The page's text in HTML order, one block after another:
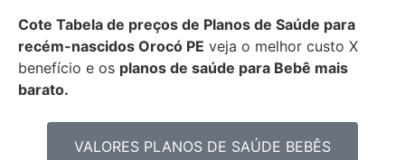
Cote Tabela de preços de Planos de Saúde para
recém-nascidos Orocó PE veja o melhor custo X
benefício e os planos de saúde para Bebê mais
barato.
VALORES PLANOS DE SAÚDE BEBÊS